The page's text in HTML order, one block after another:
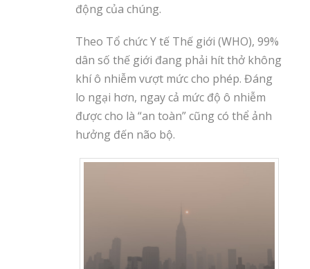
động của chúng.
Theo Tổ chức Y tế Thế giới (WHO), 99%
dân số thế giới đang phải hít thở không
khí ô nhiễm vượt mức cho phép. Đáng
lo ngại hơn, ngay cả mức độ ô nhiễm
được cho là “an toàn” cũng có thể ảnh
hưởng đến não bộ.